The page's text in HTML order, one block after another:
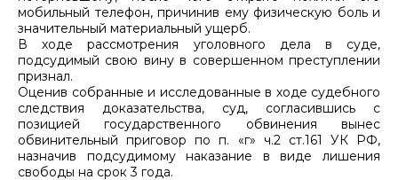
мобильный телефон, причинив ему физическую боль и
значительный материальный ущерб.
В ходе рассмотрения уголовного дела в суде,
подсудимый свою вину в совершенном преступлении
признал.
Оценив собранные и исследованные в ходе судебного
следствия доказательства, суд, согласившись с
позицией государственного обвинения вынес
обвинительный приговор по п. «г» ч.2 ст.161 УК РФ,
назначив подсудимому наказание в виде лишения
свободы на срок 3 года.